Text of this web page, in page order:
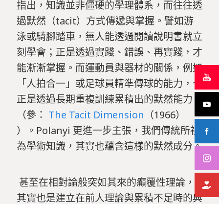
指出，知識並非僵硬的學理體系，而往往透
過默然（tacit）方式傳遞與掌握。譬如游
泳或騎腳踏車，無人能透過閱讀說明書就立
刻學會；正是透過實踐、錯誤、再實踐，才
能漸漸掌握。而運動員與器材的關係，例如
「人拍合一」或足球員精準傳球的能力，也
正是透過長期重複訓練累積出的默然能力
（參： The Tacit Dimension （1966）
）。Polanyi 更進一步主張，我們傳統所視
為學術知識，其實也蘊含這樣的默然成分。
甚至在相對論般突如其來的癲覆性理論，
其實也是建立在前人理論與累積不足時的典